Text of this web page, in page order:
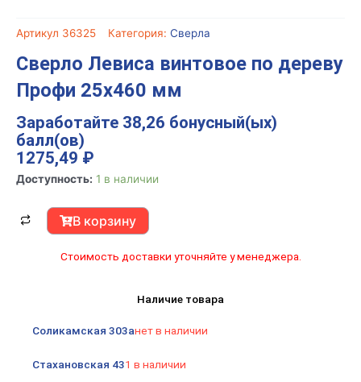
Артикул 36325 Категория: Сверла
Сверло Левиса винтовое по дереву
Профи 25х460 мм
Заработайте 38,26 бонусный(ых)
балл(ов)
1275,49 ₽
Доступность: 1 в наличии
Количество
Сверло
Левиса
мм
В корзину
Стоимость доставки уточняйте у менеджера.
Наличие товара
Соликамская 303анет в наличии
Стахановская 431 в наличии